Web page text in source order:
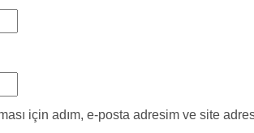
için adım, e-posta adresim ve site